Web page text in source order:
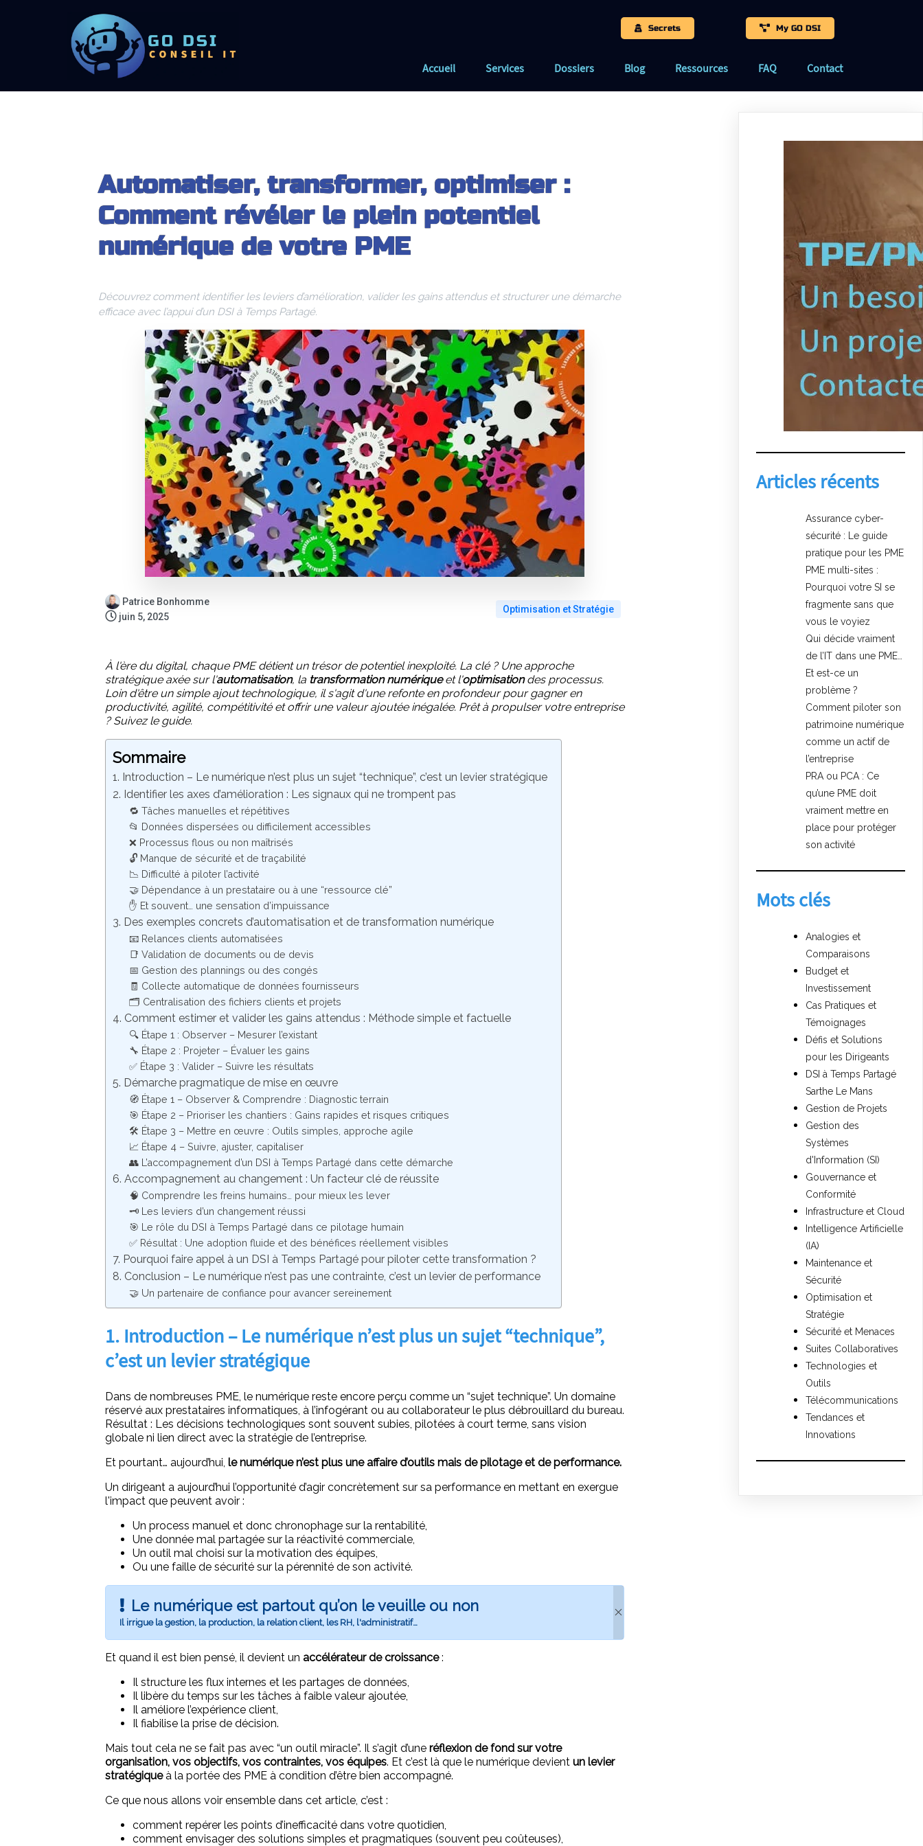
Secrets My GO DSI
Accueil Services Dossiers Blog Ressources FAQ Contact
Automatiser, transformer, optimiser :
Comment révéler le plein potentiel
numérique de votre PME
Découvrez comment identifier les leviers d’amélioration, valider les gains attendus et structurer une démarche
efficace avec l’appui d’un DSI à Temps Partagé.
Patrice Bonhomme
juin 5, 2025
Optimisation et Stratégie
À l'ère du digital, chaque PME détient un trésor de potentiel inexploité. La clé ? Une approche
stratégique axée sur l'automatisation, la transformation numériqueet l'optimisationdes processus.
Loin d'être un simple ajout technologique, il s'agit d'une refonte en profondeur pour gagner en
productivité, agilité, compétitivité et offrir une valeur ajoutée inégalée. Prêt à propulser votre entreprise
? Suivez le guide.
Sommaire
1. Introduction – Le numérique n’est plus un sujet “technique”, c’est un levier stratégique
2. Identifier les axes d’amélioration : Les signaux qui ne trompent pas
🔁 Tâches manuelles et répétitives
📂 Données dispersées ou difficilement accessibles
❌ Processus flous ou non maîtrisés
🔓 Manque de sécurité et de traçabilité
📉 Difficulté à piloter l’activité
🤝 Dépendance à un prestataire ou à une “ressource clé”
✋ Et souvent… une sensation d’impuissance
3. Des exemples concrets d’automatisation et de transformation numérique
📧 Relances clients automatisées
📑 Validation de documents ou de devis
📅 Gestion des plannings ou des congés
🧾 Collecte automatique de données fournisseurs
🗂️ Centralisation des fichiers clients et projets
4. Comment estimer et valider les gains attendus : Méthode simple et factuelle
🔍 Étape 1 : Observer – Mesurer l’existant
🔧 Étape 2 : Projeter – Évaluer les gains
✅ Étape 3 : Valider – Suivre les résultats
5. Démarche pragmatique de mise en œuvre
🧭 Étape 1 – Observer & Comprendre : Diagnostic terrain
🎯 Étape 2 – Prioriser les chantiers : Gains rapides et risques critiques
🛠️ Étape 3 – Mettre en œuvre : Outils simples, approche agile
📈 Étape 4 – Suivre, ajuster, capitaliser
👥 L’accompagnement d’un DSI à Temps Partagé dans cette démarche
6. Accompagnement au changement : Un facteur clé de réussite
🧠 Comprendre les freins humains… pour mieux les lever
🗝️ Les leviers d’un changement réussi
🎯 Le rôle du DSI à Temps Partagé dans ce pilotage humain
✅ Résultat : Une adoption fluide et des bénéfices réellement visibles
7. Pourquoi faire appel à un DSI à Temps Partagé pour piloter cette transformation ?
8. Conclusion – Le numérique n’est pas une contrainte, c’est un levier de performance
🤝 Un partenaire de confiance pour avancer sereinement
1. Introduction – Le numérique n’est plus un sujet “technique”,
c’est un levier stratégique
Dans de nombreuses PME, le numérique reste encore perçu comme un “sujet technique”. Un domaine
réservé aux prestataires informatiques, à l’infogérant ou au collaborateur le plus débrouillard du bureau.
Résultat : Les décisions technologiques sont souvent subies, pilotées à court terme, sans vision
globale ni lien direct avec la stratégie de l’entreprise.
Et pourtant… aujourd’hui, le numérique n’est plus une affaire d’outils mais de pilotage et de performance.
Un dirigeant a aujourd’hui l’opportunité d’agir concrètement sur sa performance en mettant en exergue
l'impact que peuvent avoir :
Un process manuel et donc chronophage sur la rentabilité,
Une donnée mal partagée sur la réactivité commerciale,
Un outil mal choisi sur la motivation des équipes,
Ou une faille de sécurité sur la pérennité de son activité.
Le numérique est partout qu’on le veuille ou non
Il irrigue la gestion, la production, la relation client, les RH, l'administratif…
Et quand il est bien pensé, il devient un accélérateur de croissance:
Il structure les flux internes et les partages de données,
Il libère du temps sur les tâches à faible valeur ajoutée,
Il améliore l’expérience client,
Il fiabilise la prise de décision.
Mais tout cela ne se fait pas avec “un outil miracle”. Il s’agit d’une réflexion de fond sur votre
organisation, vos objectifs, vos contraintes, vos équipes. Et c’est là que le numérique devient un levier
stratégiqueà la portée des PME à condition d’être bien accompagné.
Ce que nous allons voir ensemble dans cet article, c’est :
comment repérer les points d’inefficacité dans votre quotidien,
comment envisager des solutions simples et pragmatiques (souvent peu coûteuses),
Articles récents
Assurance cyber-
sécurité : Le guide
pratique pour les PME
PME multi-sites :
Pourquoi votre SI se
fragmente sans que
vous le voyiez
Qui décide vraiment
de l’IT dans une PME…
Et est-ce un
problème ?
Comment piloter son
patrimoine numérique
comme un actif de
l’entreprise
PRA ou PCA : Ce
qu’une PME doit
vraiment mettre en
place pour protéger
son activité
Mots clés
Analogies et
Comparaisons
Budget et
Investissement
Cas Pratiques et
Témoignages
Défis et Solutions
pour les Dirigeants
DSI à Temps Partagé
Sarthe Le Mans
Gestion de Projets
Gestion des
Systèmes
d'Information (SI)
Gouvernance et
Conformité
Infrastructure et Cloud
Intelligence Artificielle
(IA)
Maintenance et
Sécurité
Optimisation et
Stratégie
Sécurité et Menaces
Suites Collaboratives
Technologies et
Outils
Télécommunications
Tendances et
Innovations